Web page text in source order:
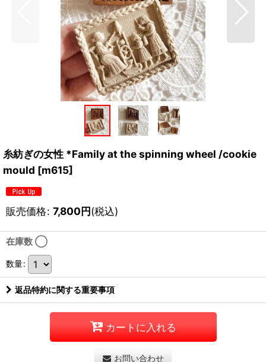
糸紡ぎの女性 *Family at the spinning wheel /cookie
mould [m615]
販売価格: 7,800円(税込)
在庫数 ◯
数量:
返品特約に関する重要事項
カートに入れる
お問い合わせ